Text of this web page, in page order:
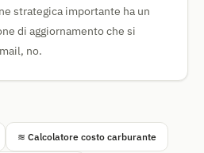
strategica importante ha un
di aggiornamento che si
no.
≋ Calcolatore costo carburante